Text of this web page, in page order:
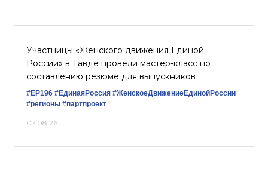
Участницы «Женского движения Единой
России» в Тавде провели мастер-класс по
составлению резюме для выпускников
#ЕР196 #‎ЕдинаяРоссия #ЖенскоеДвижениеЕдинойРоссии
#регионы #партпроект
07.08.26